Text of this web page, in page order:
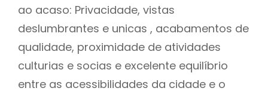
ao acaso: Privacidade, vistas
deslumbrantes e unicas , acabamentos de
qualidade, proximidade de atividades
culturias e socias e excelente equilíbrio
entre as acessibilidades da cidade e o